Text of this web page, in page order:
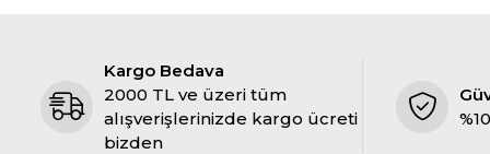
Kargo Bedava
2000 TL ve üzeri tüm
alışverişlerinizde kargo ücreti
bizden